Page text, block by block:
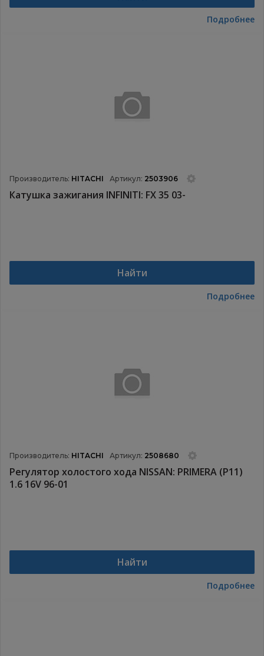
Подробнее
Производитель: HITACHI Артикул: 2503906
Катушка зажигания INFINITI: FX 35 03-
Найти
Подробнее
Производитель: HITACHI Артикул: 2508680
Регулятор холостого хода NISSAN: PRIMERA (P11)
1.6 16V 96-01
Найти
Подробнее